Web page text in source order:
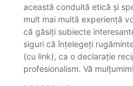
această conduită etică și
mult mai multă experiență
că găsiți subiecte
siguri că înțelegeți
(cu link), ca o declarație
profesionalism. Vă mulțumim!